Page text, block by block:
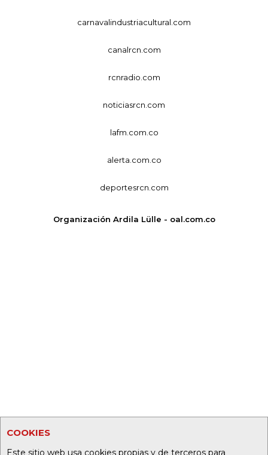
COOKIES
Este sitio web usa cookies propias y de terceros para
carnavalindustriacultural.com
canalrcn.com
rcnradio.com
noticiasrcn.com
lafm.com.co
alerta.com.co
deportesrcn.com
Organización Ardila Lülle - oal.com.co